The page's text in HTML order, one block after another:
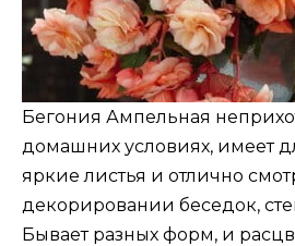
Бегония Ампельная
домашних условиях, имеет
яркие листья и отлично
декорировании беседок,
Бывает разных форм, и